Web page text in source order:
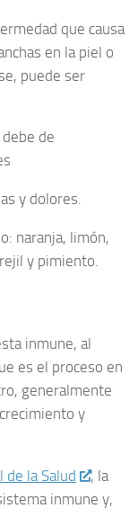
que causa
en la piel o
puede ser
de
y dolores.
naranja, limón,
y pimiento.
inmune, al
es el proceso en
generalmente
y
de la Salud
, la
inmune y,